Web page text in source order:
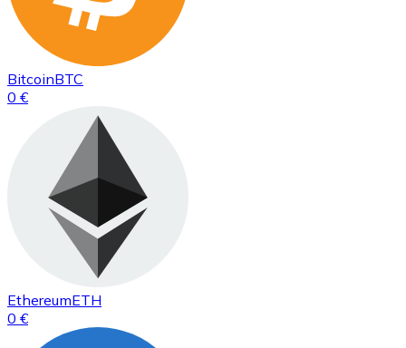
BitcoinBTC
0 €
EthereumETH
0 €